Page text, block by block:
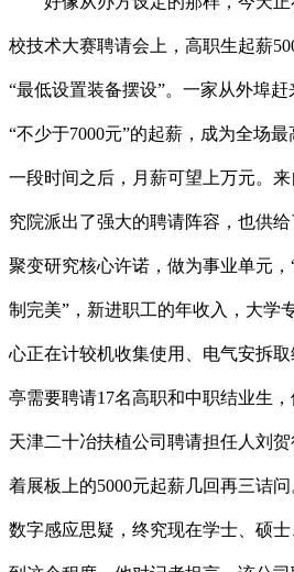
校技术大赛聘请会上，高职生起薪
“最低设置装备摆设”。一家从外埠
“不少于7000元”的起薪，成为全场
一段时间之后，月薪可望上万元。
究院派出了强大的聘请阵容，也供
聚变研究核心许诺，做为事业单元
制完美”，新进职工的年收入，大学
心正在计较机收集使用、电气安拆
亭需要聘请17名高职和中职结业生，
天津二十冶扶植公司聘请担任人刘
着展板上的5000元起薪几回再三诘
数字感应思疑，终究现在学士、硕